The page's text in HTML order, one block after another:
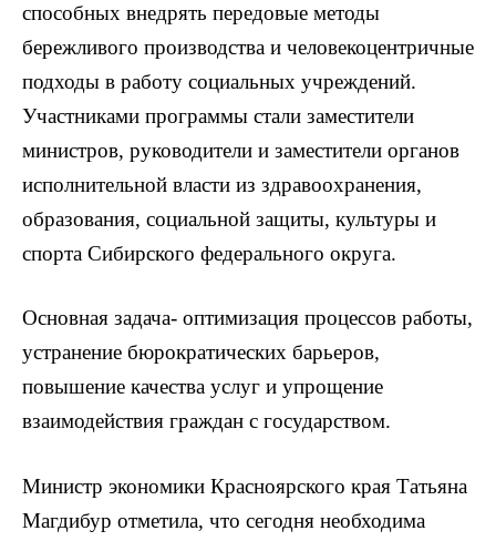
способных внедрять передовые методы
бережливого производства и человекоцентричные
подходы в работу социальных учреждений.
Участниками программы стали заместители
министров, руководители и заместители органов
исполнительной власти из здравоохранения,
образования, социальной защиты, культуры и
спорта Сибирского федерального округа.
Основная задача- оптимизация процессов работы,
устранение бюрократических барьеров,
повышение качества услуг и упрощение
взаимодействия граждан с государством.
Министр экономики Красноярского края Татьяна
Магдибур отметила, что сегодня необходима